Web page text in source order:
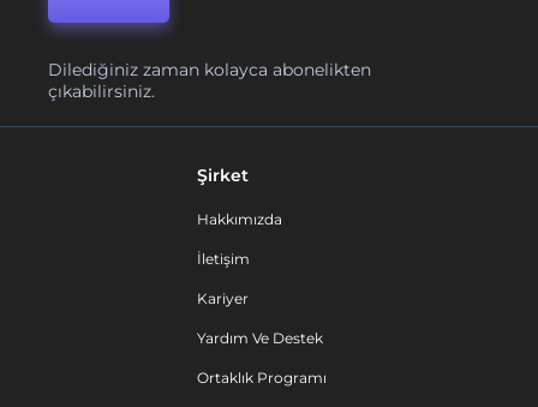
Dilediğiniz zaman kolayca abonelikten
çıkabilirsiniz.
Şirket
Hakkımızda
İletişim
Kariyer
Yardım Ve Destek
Ortaklık Programı